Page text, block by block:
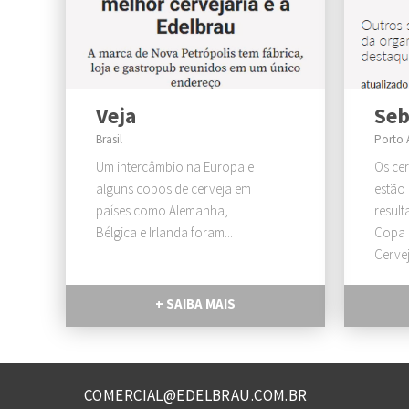
Veja
Brasil
Um intercâmbio na Europa e
alguns copos de cerveja em
países como Alemanha,
Bélgica e Irlanda foram...
+ SAIBA MAIS
Porto
Os
Copa
COMERCIAL@EDELBRAU.COM.BR